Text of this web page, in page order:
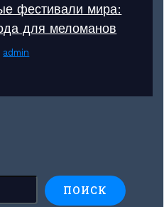
фестивали мира:
для меломанов
admin
ПОИСК